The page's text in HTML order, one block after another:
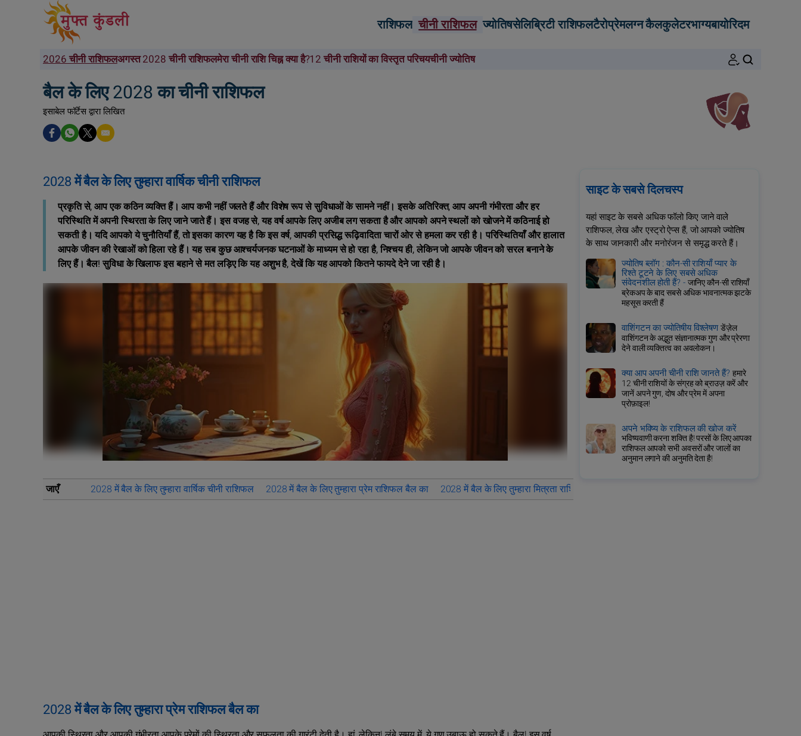
राशिफल चीनी राशिफल ज्योतिषसेलिब्रिटी राशिफलटैरोप्रेमलग्न कैलकुलेटरभाग्यबायोरिदम
2026 चीनी राशिफलअगस्त 2028 चीनी राशिफलमेरा चीनी राशि चिह्न क्या है?12 चीनी राशियों का विस्तृत परिचयचीनी ज्योतिष
बैल के लिए 2028 का चीनी राशिफल
इसाबेल फॉर्टेस द्वारा लिखित
2028 में बैल के लिए तुम्हारा वार्षिक चीनी राशिफल
प्रकृति से, आप एक कठिन व्यक्ति हैं। आप कभी नहीं जलते हैं और विशेष रूप से सुविधाओं के सामने नहीं। इसके अतिरिक्त, आप अपनी गंभीरता और हर
परिस्थिति में अपनी स्थिरता के लिए जाने जाते हैं। इस वजह से, यह वर्ष आपके लिए अजीब लग सकता है और आपको अपने स्थलों को खोजने में कठिनाई हो
सकती है। यदि आपको ये चुनौतियाँ हैं, तो इसका कारण यह है कि इस वर्ष, आपकी प्रसिद्ध रूढ़िवादिता चारों ओर से हमला कर रही है। परिस्थितियाँ और हालात
आपके जीवन की रेखाओं को हिला रहे हैं। यह सब कुछ आश्चर्यजनक घटनाओं के माध्यम से हो रहा है, निश्चय ही, लेकिन जो आपके जीवन को सरल बनाने के
लिए हैं। बैल! सुविधा के खिलाफ इस बहाने से मत लड़िए कि यह अशुभ है, देखें कि यह आपको कितने फायदे देने जा रही है।
जाएँ 2028 में बैल के लिए तुम्हारा वार्षिक चीनी राशिफल 2028 में बैल के लिए तुम्हारा प्रेम राशिफल बैल का 2028 में बैल के लिए तुम्हारा मित्रता राशिफल बैल का
2028 में बैल के लिए तुम्हारा प्रेम राशिफल बैल का
साइट के सबसे दिलचस्प
यहां साइट के सबसे अधिक फॉलो किए जाने वाले
राशिफल, लेख और एस्ट्रो ऐप्स हैं, जो आपको ज्योतिष
के साथ जानकारी और मनोरंजन से समृद्ध करते हैं।
ज्योतिष ब्लॉग : कौन-सी राशियाँ प्यार के
रिश्ते टूटने के लिए सबसे अधिक
संवेदनशील होती हैं? -जानिए कौन-सी राशियाँ
ब्रेकअप के बाद सबसे अधिक भावनात्मक झटके
महसूस करती हैं
वाशिंगटन का ज्योतिषीय विश्लेषणडेंज़ेल
वाशिंगटन के अद्भुत संज्ञानात्मक गुण और प्रेरणा
देने वाली व्यक्तित्व का अवलोकन।
क्या आप अपनी चीनी राशि जानते हैं? हमारे
12 चीनी राशियों के संग्रह को ब्राउज़ करें और
जानें अपने गुण, दोष और प्रेम में अपना
प्रोफ़ाइल!
अपने भविष्य के राशिफल की खोज करें
भविष्यवाणी करना शक्ति है! परसों के लिए आपका
राशिफल आपको सभी अवसरों और जालों का
अनुमान लगाने की अनुमति देता है!